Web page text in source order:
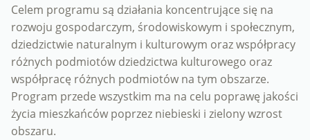
Celem programu są działania koncentrujące się na
rozwoju gospodarczym, środowiskowym i społecznym,
dziedzictwie naturalnym i kulturowym oraz współpracy
różnych podmiotów dziedzictwa kulturowego oraz
współpracę różnych podmiotów na tym obszarze.
Program przede wszystkim ma na celu poprawę jakości
życia mieszkańców poprzez niebieski i zielony wzrost
obszaru.